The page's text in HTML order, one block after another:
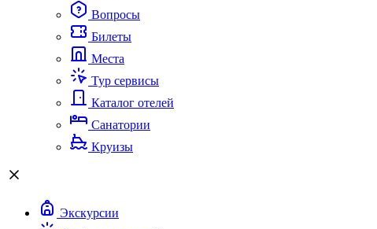
Вопросы
Билеты
Места
Тур сервисы
Каталог отелей
Санатории
Круизы
Экскурсии